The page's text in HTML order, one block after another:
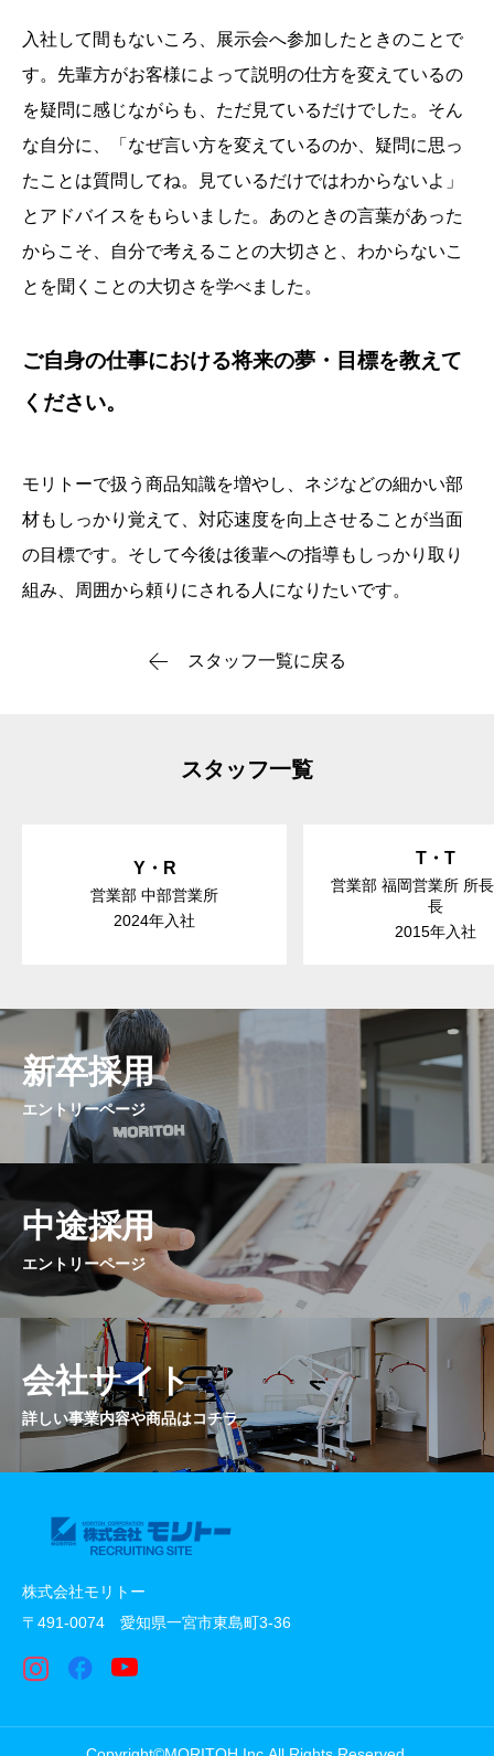
入社して間もないころ、展示会へ参加したときのことで
す。先輩方がお客様によって説明の仕方を変えているの
を疑問に感じながらも、ただ見ているだけでした。そん
な自分に、「なぜ言い方を変えているのか、疑問に思っ
たことは質問してね。見ているだけではわからないよ」
とアドバイスをもらいました。あのときの言葉があった
からこそ、自分で考えることの大切さと、わからないこ
とを聞くことの大切さを学べました。
ご自身の仕事における将来の夢・目標を教えて
ください。
モリトーで扱う商品知識を増やし、ネジなどの細かい部
材もしっかり覚えて、対応速度を向上させることが当面
の目標です。そして今後は後輩への指導もしっかり取り
組み、周囲から頼りにされる人になりたいです。
スタッフ一覧に戻る
スタッフ一覧
Y・R
営業部 中部営業所
2024年入社
T・T
営業部 福岡営業所 所
長
2015年入社
新卒採用
エントリーページ
中途採用
エントリーページ
会社サイト
詳しい事業内容や商品はコチラ
株式会社モリトー
〒491-0074 愛知県一宮市東島町3-36